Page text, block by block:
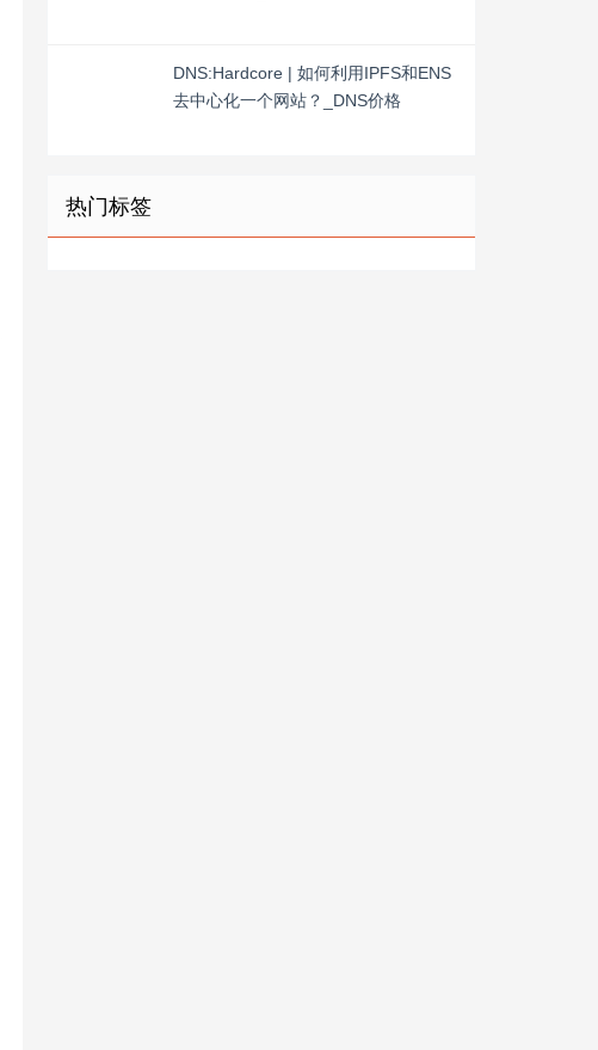
DNS:Hardcore | 如何利用IPFS和ENS
去中心化一个网站？_DNS价格
热门标签